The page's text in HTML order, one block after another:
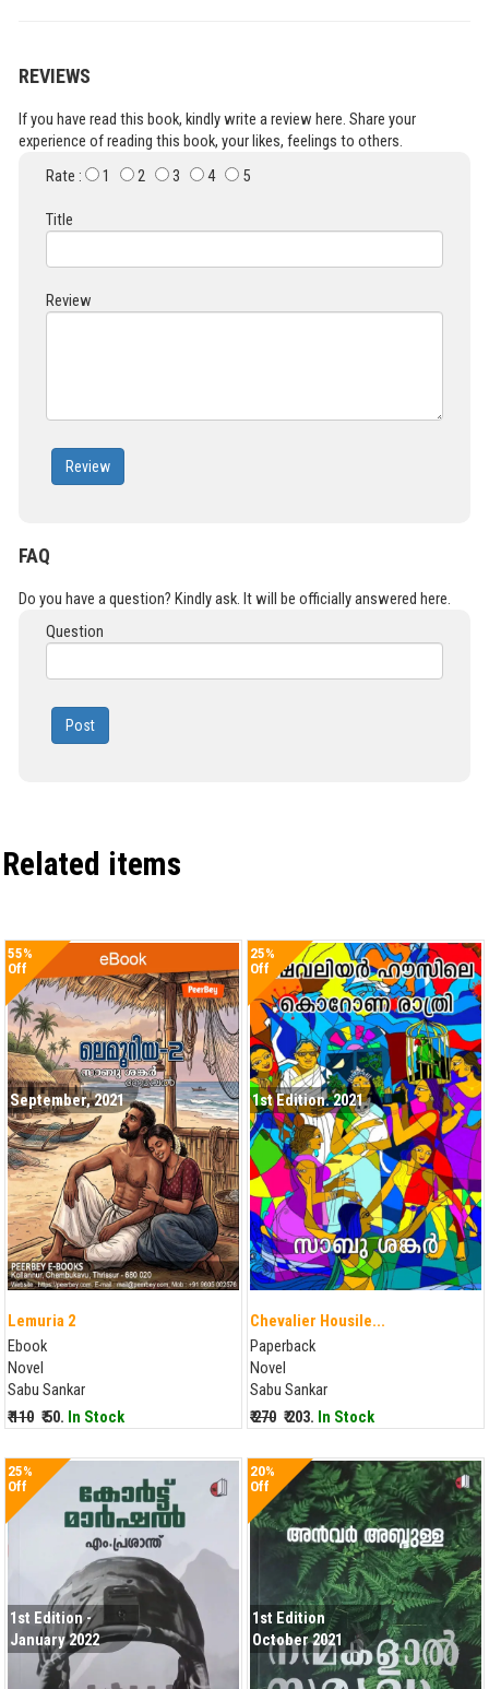
REVIEWS
If you have read this book, kindly write a review here. Share your
experience of reading this book, your likes, feelings to others.
Rate :
1 2 3 4 5
Title
Review
Review
FAQ
Do you have a question? Kindly ask. It will be officially answered here.
Question
Post
Related items
55%
Off
September, 2021
Lemuria 2
Ebook
Novel
Sabu Sankar
₹ 110 ₹ 50. In Stock
25%
Off
1st Edition. 2021
Chevalier Housile...
Paperback
Novel
Sabu Sankar
₹ 270 ₹ 203. In Stock
25%
Off
1st Edition -
January 2022
20%
Off
1st Edition
October 2021